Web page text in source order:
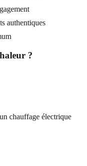
authentiques
?
chauffage électrique